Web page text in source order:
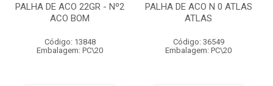
PALHA DE ACO 22GR - Nº2
ACO BOM
Código: 13848
Embalagem: PC\20
PALHA DE ACO N 0 ATLAS
ATLAS
Código: 36549
Embalagem: PC\20